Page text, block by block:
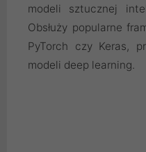
modeli sztucznej
Obsłuży popularne
PyTorch czy Keras,
modeli deep learning.